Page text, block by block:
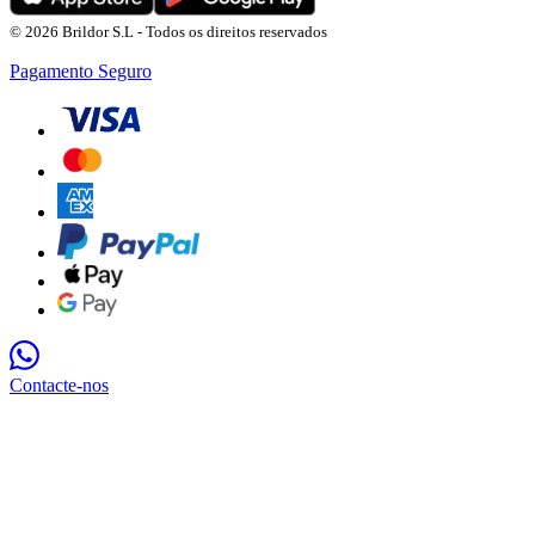
© 2026 Brildor S.L - Todos os direitos reservados
Pagamento Seguro
Contacte-nos